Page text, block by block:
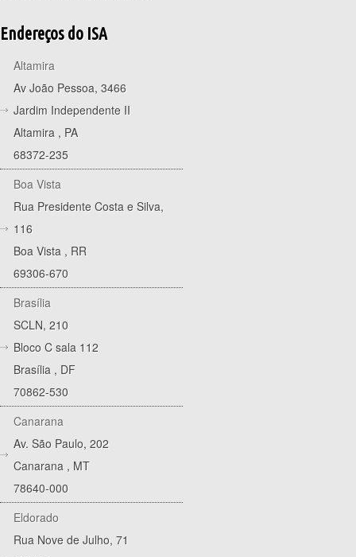
Endereços do ISA
Altamira
Av João Pessoa, 3466
Jardim Independente II
Altamira , PA
68372-235
Boa Vista
Rua Presidente Costa e Silva,
116
Boa Vista , RR
69306-670
Brasília
SCLN, 210
Bloco C sala 112
Brasília , DF
70862-530
Canarana
Av. São Paulo, 202
Canarana , MT
78640-000
Eldorado
Rua Nove de Julho, 71